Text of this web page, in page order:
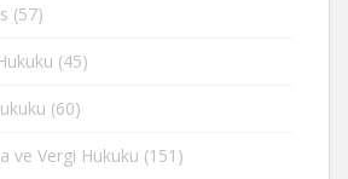
(57)
(45)
(60)
ve Vergi Hukuku (151)